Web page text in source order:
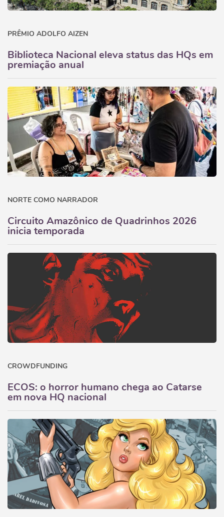
PRÊMIO ADOLFO AIZEN
Biblioteca Nacional eleva status das HQs em
premiação anual
NORTE COMO NARRADOR
Circuito Amazônico de Quadrinhos 2026
inicia temporada
CROWDFUNDING
ECOS: o horror humano chega ao Catarse
em nova HQ nacional